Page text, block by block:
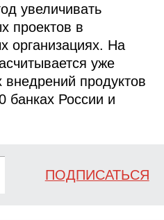
увеличивать
проектов в
организациях. На
уже
продуктов
России и
ПОДПИСАТЬСЯ